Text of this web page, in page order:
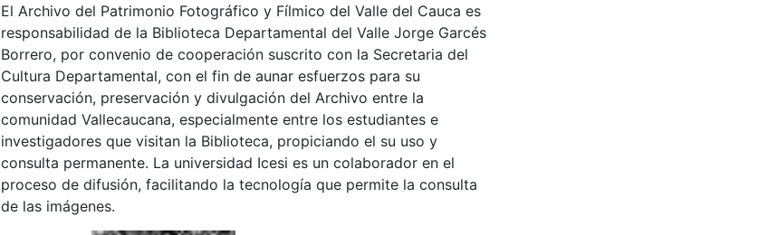
El Archivo del Patrimonio Fotográfico y Fílmico del Valle del Cauca es
responsabilidad de la Biblioteca Departamental del Valle Jorge Garcés
Borrero, por convenio de cooperación suscrito con la Secretaria del
Cultura Departamental, con el fin de aunar esfuerzos para su
conservación, preservación y divulgación del Archivo entre la
comunidad Vallecaucana, especialmente entre los estudiantes e
investigadores que visitan la Biblioteca, propiciando el su uso y
consulta permanente. La universidad Icesi es un colaborador en el
proceso de difusión, facilitando la tecnología que permite la consulta
de las imágenes.